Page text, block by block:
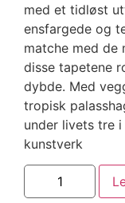
med et tidløst
ensfargede og
matche med de
disse tapetene
dybde. Med
tropisk
under livets tre
kunstverk